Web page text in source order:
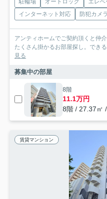
インターネット対応
防犯カメラ
アンティホームでご契約頂くと仲
たくさん掛かるお部屋探し。でき
見る
募集中の部屋
8階
11.1万円
8階 / 27.37㎡
賃貸マンション